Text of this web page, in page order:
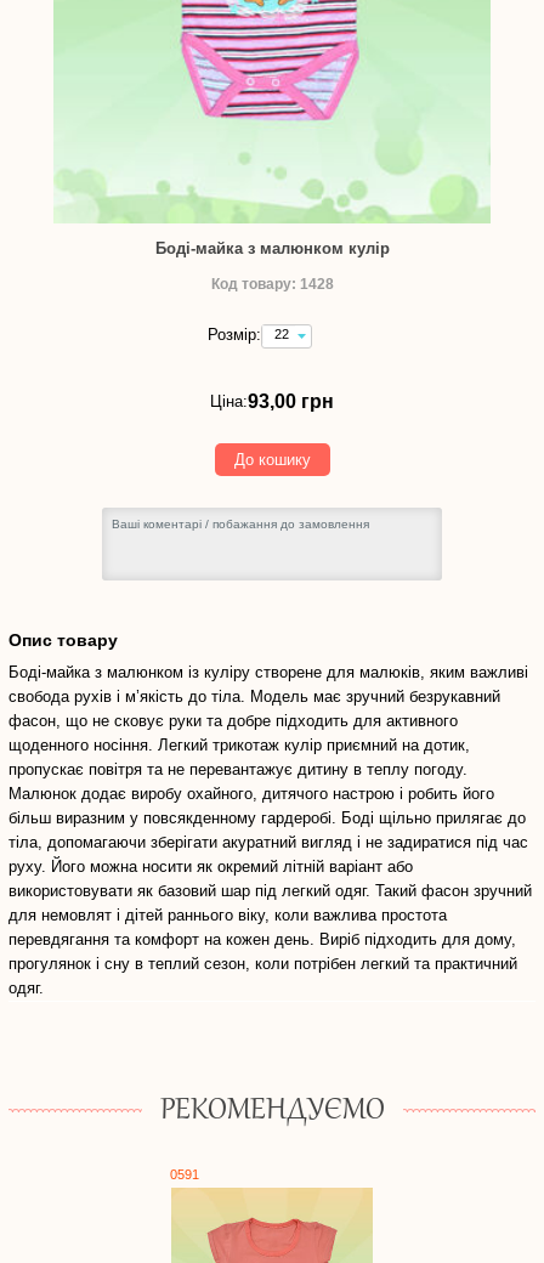
Боді-майка з малюнком кулір
Код товару: 1428
Розмір:
22
(зріст
-
грн
Ціна:93,00 грн
До кошику
Опис товару
Боді-майка з малюнком із куліру створене для малюків, яким важливі
свобода рухів і м’якість до тіла. Модель має зручний безрукавний
фасон, що не сковує руки та добре підходить для активного
щоденного носіння. Легкий трикотаж кулір приємний на дотик,
пропускає повітря та не перевантажує дитину в теплу погоду.
Малюнок додає виробу охайного, дитячого настрою і робить його
більш виразним у повсякденному гардеробі. Боді щільно прилягає до
тіла, допомагаючи зберігати акуратний вигляд і не задиратися під час
руху. Його можна носити як окремий літній варіант або
використовувати як базовий шар під легкий одяг. Такий фасон зручний
для немовлят і дітей раннього віку, коли важлива простота
перевдягання та комфорт на кожен день. Виріб підходить для дому,
прогулянок і сну в теплий сезон, коли потрібен легкий та практичний
одяг.
РЕКОМЕНДУЄМО
0591